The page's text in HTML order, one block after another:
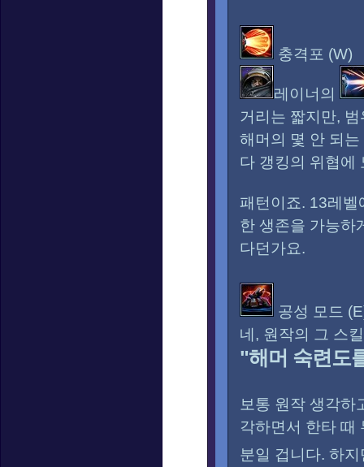
충격포 (W)
레이너의
거리는 짧지만,
해머의 몇 안 되
다 갱킹의 위협에
패턴이죠. 13레
한 생존을 가능하
다던가요.
공성 모드
네, 원작의 그 스
"해머 숙련도
보통 원작 생각하
각하면서 한타 때
분일 겁니다. 하